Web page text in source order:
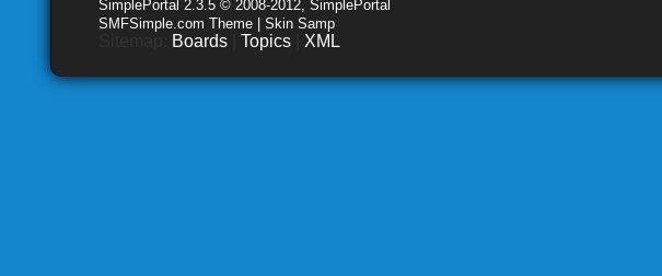
SimplePortal 2.3.5 © 2008-2012, SimplePortal
SMFSimple.com Theme | Skin Samp
Boards |Topics XML